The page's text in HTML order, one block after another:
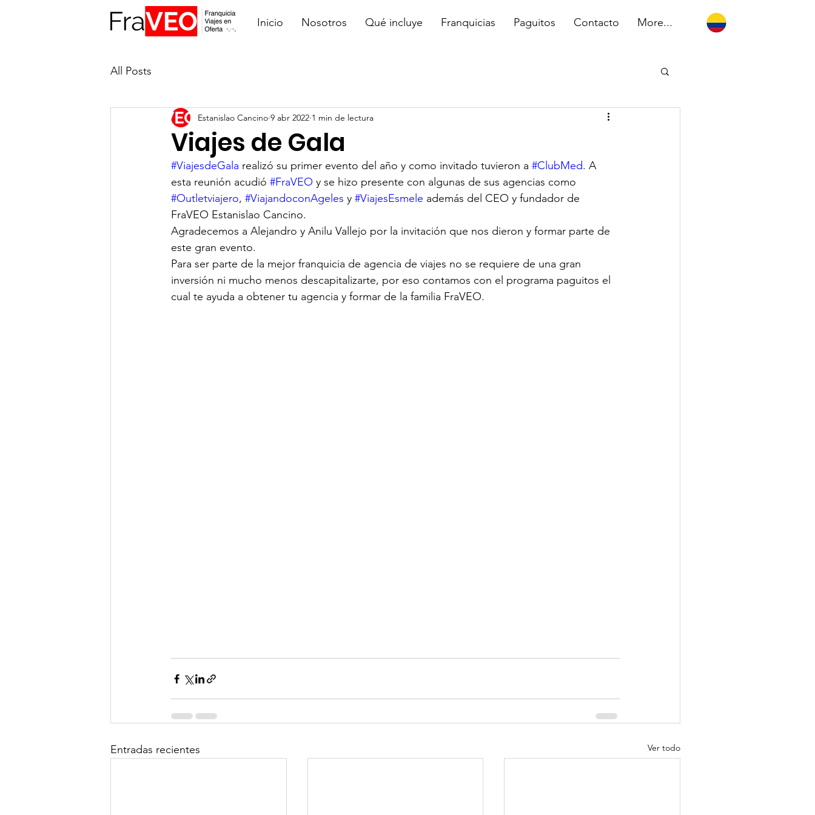
Inicio Nosotros Qué incluye Franquicias Paguitos Contacto More...
All Posts
Viajes de Gala
Estanislao Cancino 9 abr 2022 1 min de lectura
#ViajesdeGala realizó su primer evento del año y como invitado tuvieron a #ClubMed. A
esta reunión acudió #FraVEO y se hizo presente con algunas de sus agencias como
#Outletviajero, #ViajandoconAgeles y #ViajesEsmele además del CEO y fundador de
FraVEO Estanislao Cancino.
Agradecemos a Alejandro y Anilu Vallejo por la invitación que nos dieron y formar parte de
este gran evento.
Para ser parte de la mejor franquicia de agencia de viajes no se requiere de una gran
inversión ni mucho menos descapitalizarte, por eso contamos con el programa paguitos el
cual te ayuda a obtener tu agencia y formar de la familia FraVEO.
Entradas recientes Ver todo